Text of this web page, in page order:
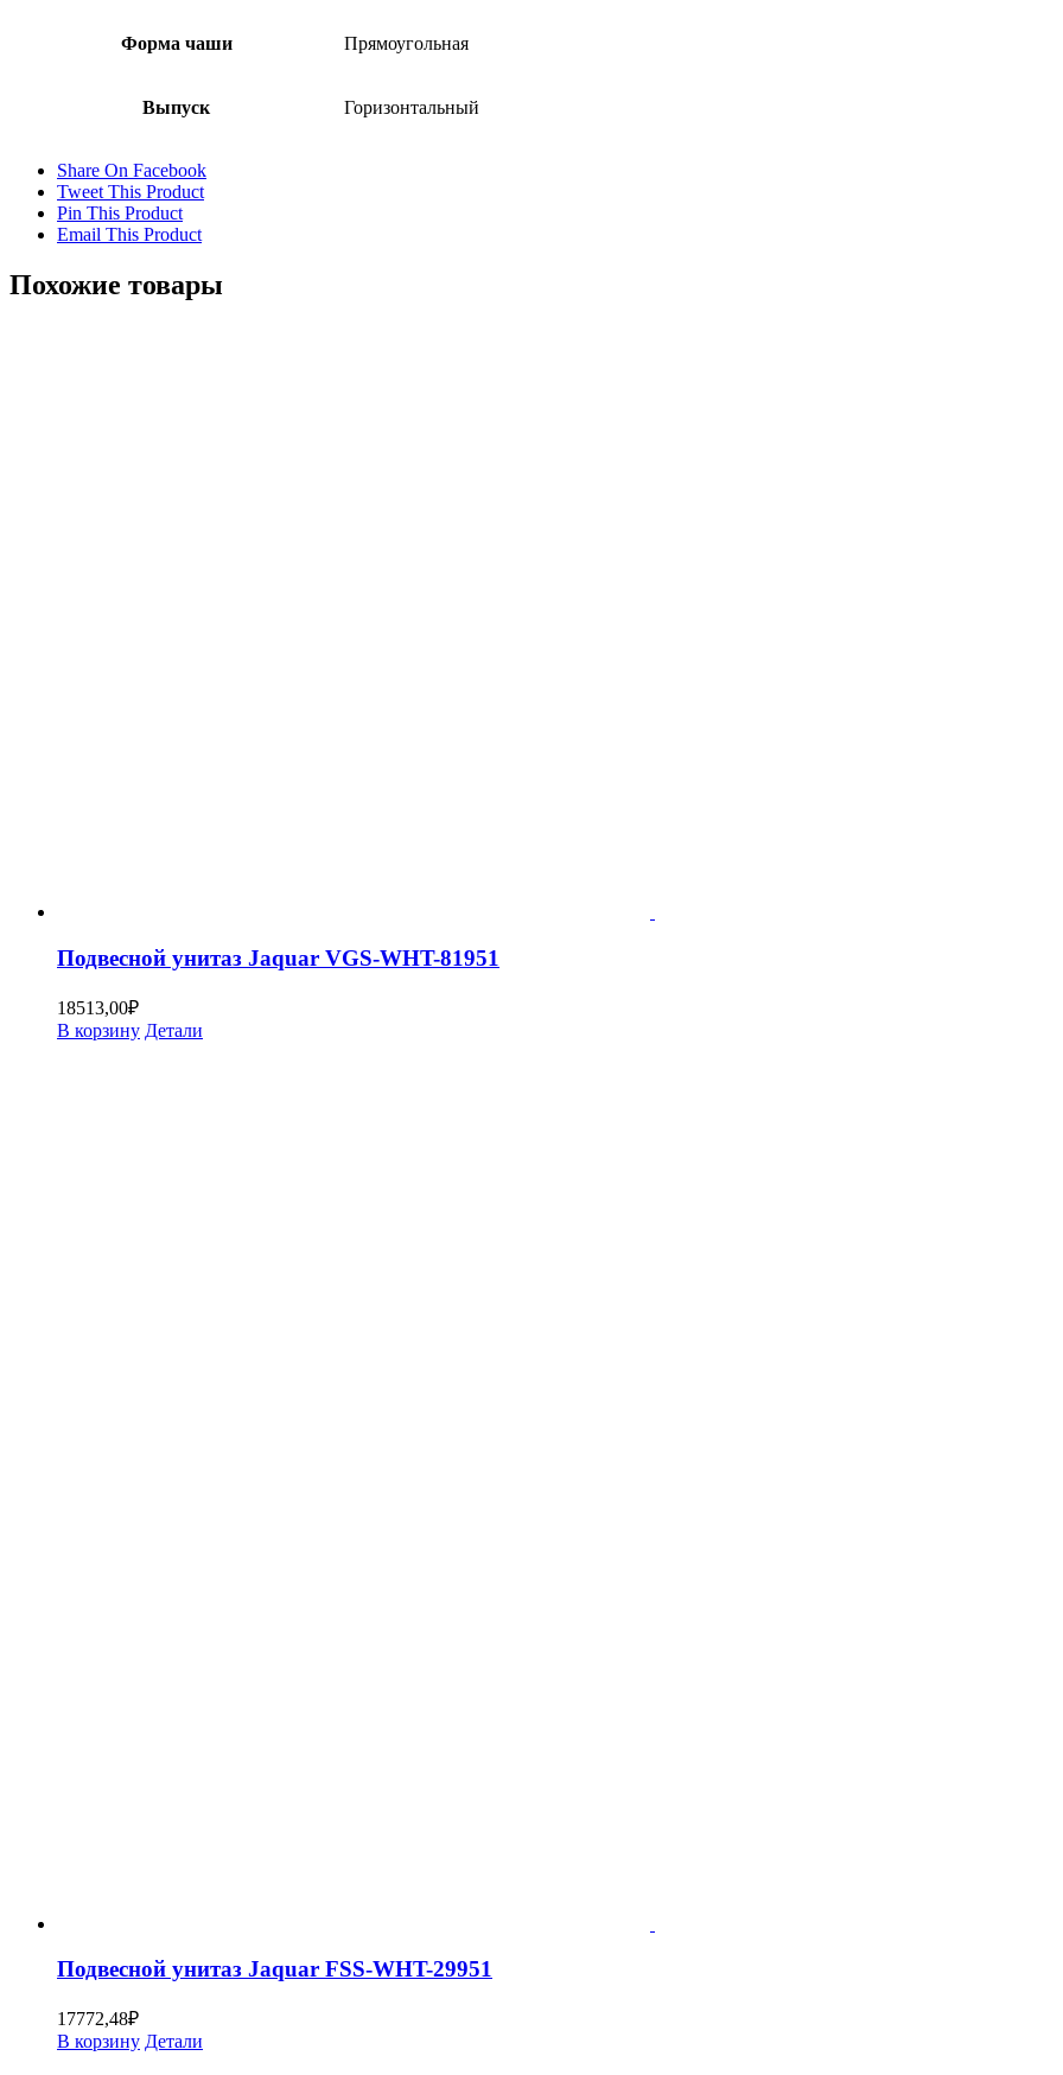
Форма чаши Прямоугольная
Выпуск Горизонтальный
Share On Facebook
Tweet This Product
Pin This Product
Email This Product
Похожие товары
Подвесной унитаз Jaquar VGS-WHT-81951
18513,00₽
В корзину Детали
Подвесной унитаз Jaquar FSS-WHT-29951
17772,48₽
В корзину Детали